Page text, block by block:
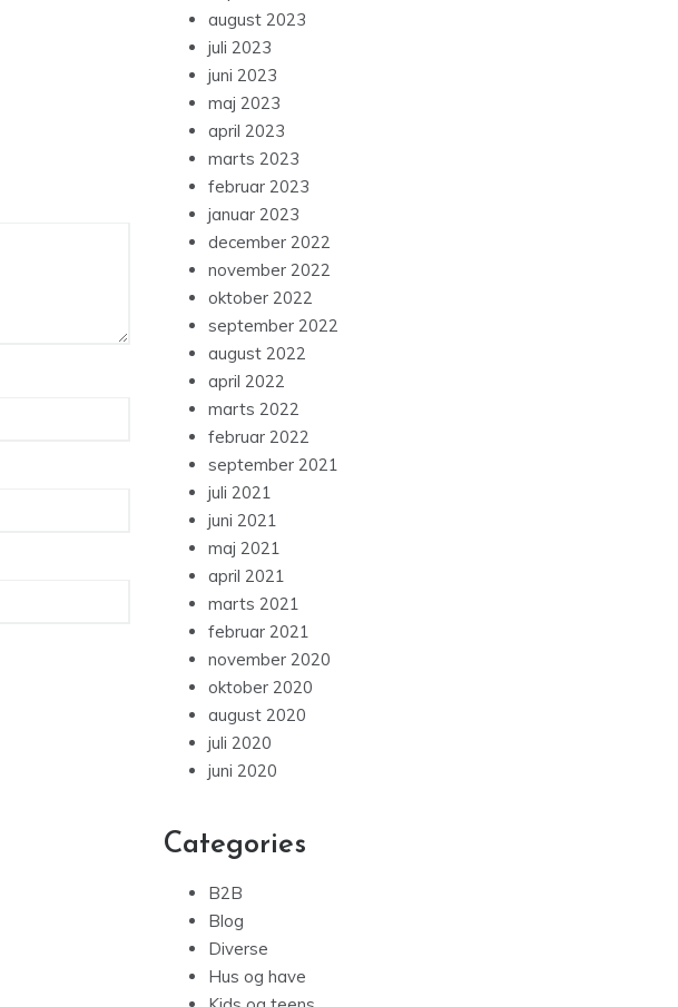
august 2023
juli 2023
juni 2023
maj 2023
april 2023
marts 2023
februar 2023
januar 2023
december 2022
november 2022
oktober 2022
september 2022
august 2022
april 2022
marts 2022
februar 2022
september 2021
juli 2021
juni 2021
maj 2021
april 2021
marts 2021
februar 2021
november 2020
oktober 2020
august 2020
juli 2020
juni 2020
Categories
B2B
Blog
Diverse
Hus og have